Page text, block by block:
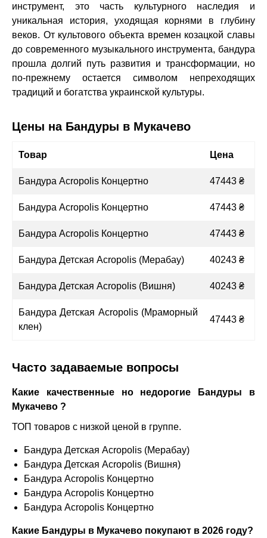
инструмент, это часть культурного наследия и
уникальная история, уходящая корнями в глубину
веков. От культового объекта времен козацкой славы
до современного музыкального инструмента, бандура
прошла долгий путь развития и трансформации, но
по-прежнему остается символом непреходящих
традиций и богатства украинской культуры.
Цены на Бандуры в Мукачево
Товар Цена
Бандура Acropolis Концертно 47443 ₴
Бандура Acropolis Концертно 47443 ₴
Бандура Acropolis Концертно 47443 ₴
Бандура Детская Acropolis (Мерабау) 40243 ₴
Бандура Детская Acropolis (Вишня) 40243 ₴
Бандура Детская Acropolis (Мраморный
клен)
47443 ₴
Часто задаваемые вопросы
Какие качественные но недорогие Бандуры в
Мукачево ?
ТОП товаров с низкой ценой в группе.
Бандура Детская Acropolis (Мерабау)
Бандура Детская Acropolis (Вишня)
Бандура Acropolis Концертно
Бандура Acropolis Концертно
Бандура Acropolis Концертно
Какие Бандуры в Мукачево покупают в 2026 году?